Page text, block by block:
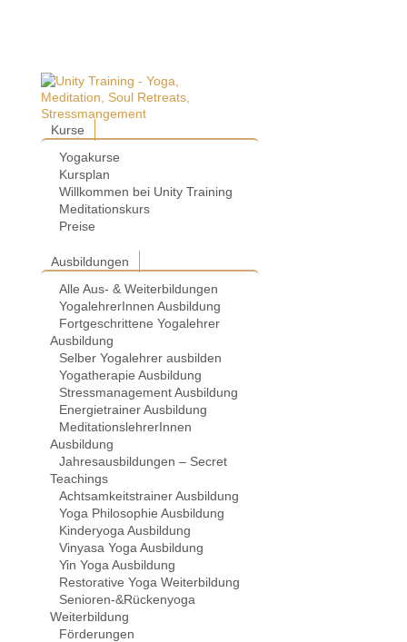
Kurse
Yogakurse
Kursplan
Willkommen bei Unity Training
Meditationskurs
Preise
Ausbildungen
Alle Aus- & Weiterbildungen
YogalehrerInnen Ausbildung
Fortgeschrittene Yogalehrer
Ausbildung
Selber Yogalehrer ausbilden
Yogatherapie Ausbildung
Stressmanagement Ausbildung
Energietrainer Ausbildung
MeditationslehrerInnen
Ausbildung
Jahresausbildungen – Secret
Teachings
Achtsamkeitstrainer Ausbildung
Yoga Philosophie Ausbildung
Kinderyoga Ausbildung
Vinyasa Yoga Ausbildung
Yin Yoga Ausbildung
Restorative Yoga Weiterbildung
Senioren-&Rückenyoga
Weiterbildung
Förderungen